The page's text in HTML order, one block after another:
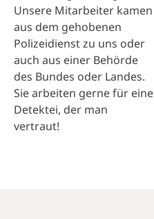
Unsere Mitarbeiter kamen
aus dem gehobenen
Polizeidienst zu uns oder
auch aus einer Behörde
des Bundes oder Landes.
Sie arbeiten gerne für eine
Detektei, der man
vertraut!